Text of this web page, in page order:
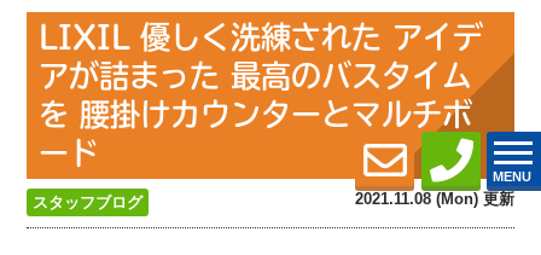
MENU
LIXIL 優しく洗練された アイデ
アが詰まった 最高のバスタイム
を 腰掛けカウンターとマルチボ
ード
スタッフブログ 2021.11.08 (Mon) 更新